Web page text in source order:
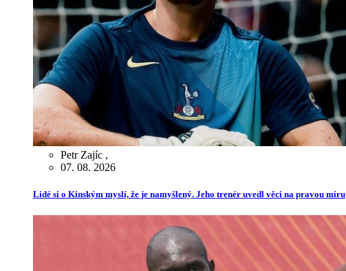
Petr Zajíc ,
07. 08. 2026
Lidé si o Kinským myslí, že je namyšlený. Jeho trenér uvedl věci na pravou míru